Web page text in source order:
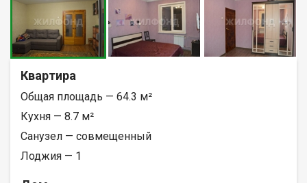
Квартира
Общая площадь — 64.3 м²
Кухня — 8.7 м²
Санузел — совмещенный
Лоджия — 1